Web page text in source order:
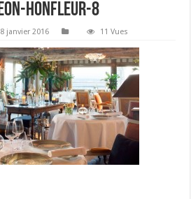
Honfleur-8
janvier 2016 11 Vues